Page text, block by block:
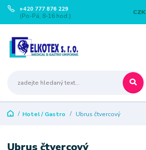
CZK
+420 777 876 229
(Po-Pá, 8-16 hod.)
Hotel / Gastro Ubrus čtvercový
Ubrus čtvercový